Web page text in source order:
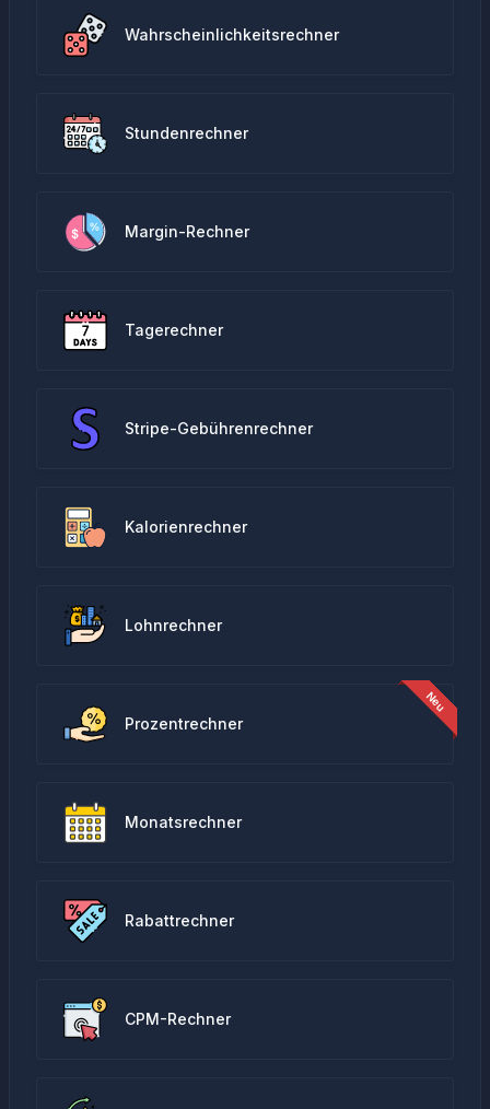
Wahrscheinlichkeitsrechner
Stundenrechner
Margin-Rechner
Tagerechner
Stripe-Gebührenrechner
Kalorienrechner
Lohnrechner
Prozentrechner
Monatsrechner
Rabattrechner
CPM-Rechner